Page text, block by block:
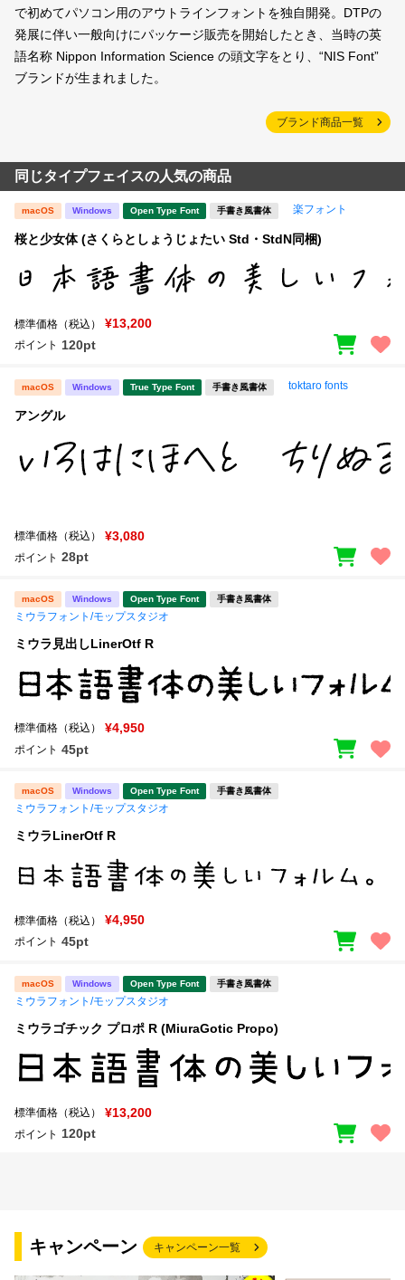
で初めてパソコン用のアウトラインフォントを独自開発。DTPの
発展に伴い一般向けにパッケージ販売を開始したとき、当時の英
語名称 Nippon Information Science の頭文字をとり、“NIS Font”
ブランドが生まれました。
ブランド商品一覧
同じタイプフェイスの人気の商品
macOS Windows Open Type Font 手書き風書体 楽フォント
桜と少女体 (さくらとしょうじょたい Std・StdN同梱)
標準価格（税込） ¥13,200
ポイント 120pt
macOS Windows True Type Font 手書き風書体 toktaro fonts
アングル
標準価格（税込） ¥3,080
ポイント 28pt
macOS Windows Open Type Font 手書き風書体
ミウラフォント/モップスタジオ
ミウラ見出しLinerOtf R
標準価格（税込） ¥4,950
ポイント 45pt
macOS Windows Open Type Font 手書き風書体
ミウラフォント/モップスタジオ
ミウラLinerOtf R
標準価格（税込） ¥4,950
ポイント 45pt
macOS Windows Open Type Font 手書き風書体
ミウラフォント/モップスタジオ
ミウラゴチック プロポ R (MiuraGotic Propo)
標準価格（税込） ¥13,200
ポイント 120pt
キャンペーン キャンペーン一覧